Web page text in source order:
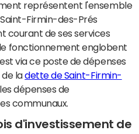
représentent l'ensemble
Firmin-des-Prés
courant de ses services
fonctionnement englobent
via ce poste de dépenses
de ladette de Saint-Firmin-
dépenses de
communaux.
d'investissement de